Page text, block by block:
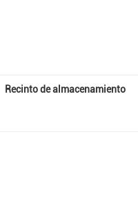
Recinto de almacenamiento